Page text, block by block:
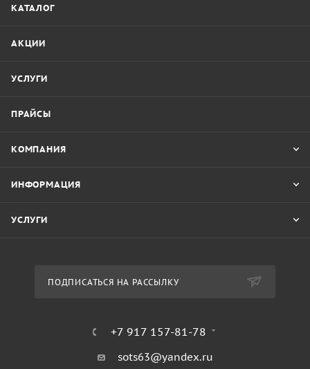
КАТАЛОГ
АКЦИИ
УСЛУГИ
ПРАЙСЫ
КОМПАНИЯ
ИНФОРМАЦИЯ
УСЛУГИ
ПОДПИСАТЬСЯ НА РАССЫЛКУ
+7 917 157-81-78
sots63@yandex.ru